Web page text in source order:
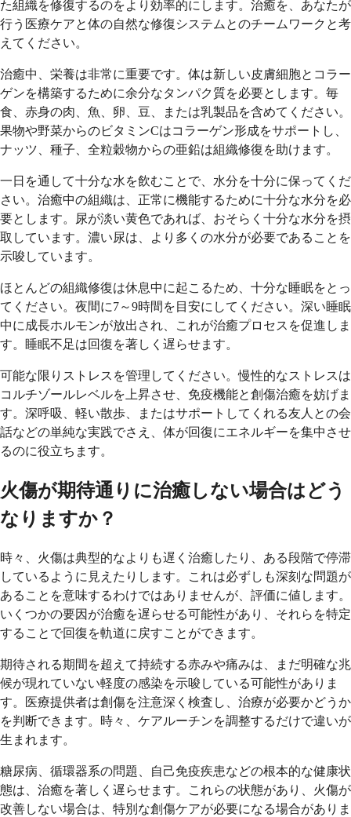
た組織を修復するのをより効率的にします。治癒を、あなたが
行う医療ケアと体の自然な修復システムとのチームワークと考
えてください。
治癒中、栄養は非常に重要です。体は新しい皮膚細胞とコラー
ゲンを構築するために余分なタンパク質を必要とします。毎
食、赤身の肉、魚、卵、豆、または乳製品を含めてください。
果物や野菜からのビタミンCはコラーゲン形成をサポートし、
ナッツ、種子、全粒穀物からの亜鉛は組織修復を助けます。
一日を通して十分な水を飲むことで、水分を十分に保ってくだ
さい。治癒中の組織は、正常に機能するために十分な水分を必
要とします。尿が淡い黄色であれば、おそらく十分な水分を摂
取しています。濃い尿は、より多くの水分が必要であることを
示唆しています。
ほとんどの組織修復は休息中に起こるため、十分な睡眠をとっ
てください。夜間に7～9時間を目安にしてください。深い睡眠
中に成長ホルモンが放出され、これが治癒プロセスを促進しま
す。睡眠不足は回復を著しく遅らせます。
可能な限りストレスを管理してください。慢性的なストレスは
コルチゾールレベルを上昇させ、免疫機能と創傷治癒を妨げま
す。深呼吸、軽い散歩、またはサポートしてくれる友人との会
話などの単純な実践でさえ、体が回復にエネルギーを集中させ
るのに役立ちます。
火傷が期待通りに治癒しない場合はどう
なりますか？
時々、火傷は典型的なよりも遅く治癒したり、ある段階で停滞
しているように見えたりします。これは必ずしも深刻な問題が
あることを意味するわけではありませんが、評価に値します。
いくつかの要因が治癒を遅らせる可能性があり、それらを特定
することで回復を軌道に戻すことができます。
期待される期間を超えて持続する赤みや痛みは、まだ明確な兆
候が現れていない軽度の感染を示唆している可能性がありま
す。医療提供者は創傷を注意深く検査し、治療が必要かどうか
を判断できます。時々、ケアルーチンを調整するだけで違いが
生まれます。
糖尿病、循環器系の問題、自己免疫疾患などの根本的な健康状
態は、治癒を著しく遅らせます。これらの状態があり、火傷が
改善しない場合は、特別な創傷ケアが必要になる場合がありま